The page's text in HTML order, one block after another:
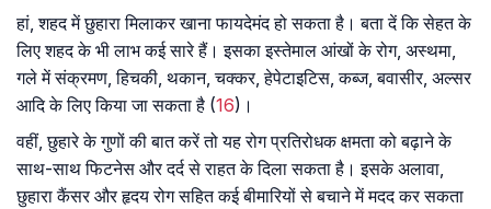
हां, शहद में छुहारा मिलाकर खाना फायदेमंद हो सकता है। बता दें कि सेहत के
लिए शहद के भी लाभ कई सारे हैं। इसका इस्तेमाल आंखों के रोग, अस्थमा,
गले में संक्रमण, हिचकी, थकान, चक्कर, हेपेटाइटिस, कब्ज, बवासीर, अल्सर
आदि के लिए किया जा सकता है (16)।
वहीं, छुहारे के गुणों की बात करें तो यह रोग प्रतिरोधक क्षमता को बढ़ाने के
साथ-साथ फिटनेस और दर्द से राहत के दिला सकता है। इसके अलावा,
छुहारा कैंसर और हृदय रोग सहित कई बीमारियों से बचाने में मदद कर सकता